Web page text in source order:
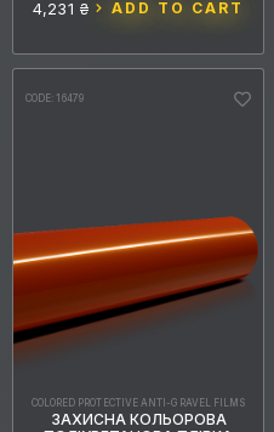
4,231 ₴ ADD TO CART
CODE: 16479
COLORED PROTECTIVE ANTI-GRAVEL FILMS
ЗАХИСНА КОЛЬОРОВА